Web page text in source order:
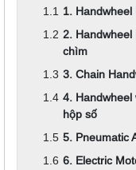
1. Handwheel
2. Handwheel
chìm
3. Chain
4. Handwheel
hộp số
5. Pneumatic
6. Electric